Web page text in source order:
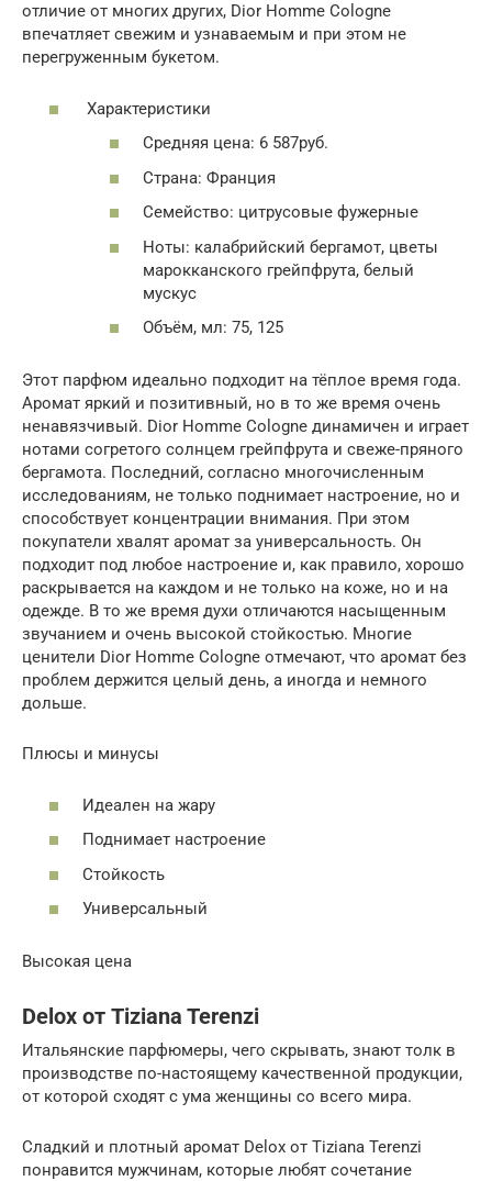
отличие от многих других, Dior Homme Cologne
впечатляет свежим и узнаваемым и при этом не
перегруженным букетом.
Характеристики
Средняя цена: 6 587руб.
Страна: Франция
Семейство: цитрусовые фужерные
Ноты: калабрийский бергамот, цветы
марокканского грейпфрута, белый
мускус
Объём, мл: 75, 125
Этот парфюм идеально подходит на тёплое время года.
Аромат яркий и позитивный, но в то же время очень
ненавязчивый. Dior Homme Cologne динамичен и играет
нотами согретого солнцем грейпфрута и свеже-пряного
бергамота. Последний, согласно многочисленным
исследованиям, не только поднимает настроение, но и
способствует концентрации внимания. При этом
покупатели хвалят аромат за универсальность. Он
подходит под любое настроение и, как правило, хорошо
раскрывается на каждом и не только на коже, но и на
одежде. В то же время духи отличаются насыщенным
звучанием и очень высокой стойкостью. Многие
ценители Dior Homme Cologne отмечают, что аромат без
проблем держится целый день, а иногда и немного
дольше.
Плюсы и минусы
Идеален на жару
Поднимает настроение
Стойкость
Универсальный
Высокая цена
Delox от Tiziana Terenzi
Итальянские парфюмеры, чего скрывать, знают толк в
производстве по-настоящему качественной продукции,
от которой сходят с ума женщины со всего мира.
Сладкий и плотный аромат Delox от Tiziana Terenzi
понравится мужчинам, которые любят сочетание